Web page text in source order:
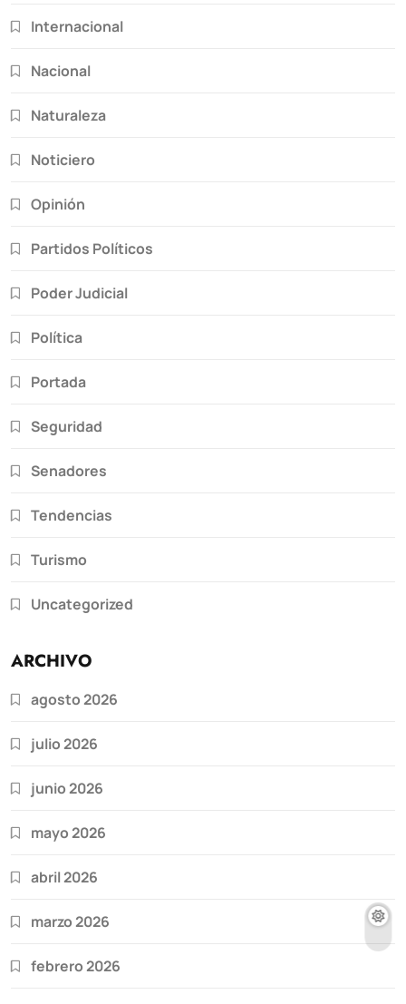
Internacional
Nacional
Naturaleza
Noticiero
Opinión
Partidos Políticos
Poder Judicial
Política
Portada
Seguridad
Senadores
Tendencias
Turismo
Uncategorized
ARCHIVO
agosto 2026
julio 2026
junio 2026
mayo 2026
abril 2026
marzo 2026
febrero 2026